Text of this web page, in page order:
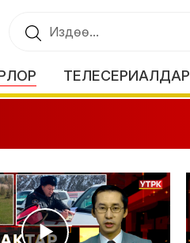
ТЕЛЕСЕРИАЛДАР